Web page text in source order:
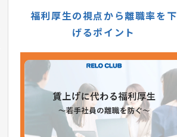
福利厚生の視点から離職率を下
げるポイント